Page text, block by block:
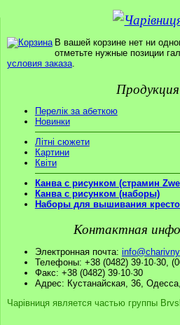
В вашей корзине нет ни
отметьте нужные позиции
условия заказа.
Продукция
Перелік за абеткою
Новинки
Літні сюжети
Картини
Квіти
Канва с рисунком (страмин
Канва с рисунком (наборы)
Наборы для вышивания
Контактная
Электронная почта:
Телефоны: +38 (0482) 39·10·30,
Факс: +38 (0482) 39·10·30
Адрес: Кустанайская, 36,
Чарівниця является частью группы